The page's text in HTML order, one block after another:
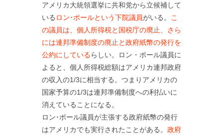
アメリカ大統領選挙に共和党から立候補して
いる ロン･ポールという下院議員がいる。
こ
の議員は、個人所得税と国税庁の廃止、さら
には連邦準備制度の廃止と政府紙幣の発行を
公約にしているらしい。ロン・ポール議員に
よると、個人所得税総額はアメリカ連邦政府
の収入の1/3に相当する。つまりアメリカの
国家予算の1/3は連邦準備制度への利払いに
消えていることになる。
ロン･ポール議員が主張する政府紙幣の発行
はアメリカでも実行されたことがある。 政府